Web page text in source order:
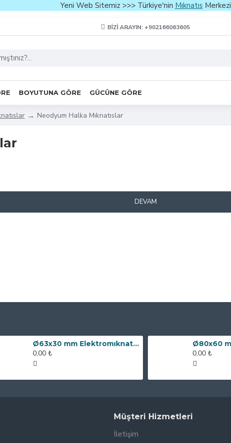
Yeni Web Sitemiz >>> Türkiye'nin Mıknatıs Merkezi
BIZI ARAYIN: +902166063605
BOYUTUNA GÖRE GÜCÜNE GÖRE
Neodyum Halka Mıknatıslar
DEVAM
Ø63x30 mm Elektromıknatıs - 100 kg Çekim Gücü
0,00 ₺ 0,00 ₺
Müşteri Hizmetleri
İletişim